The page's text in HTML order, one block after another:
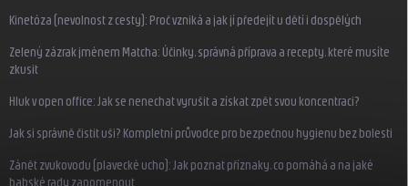
Kinetóza (nevolnost z cesty): Proč vzniká a jak jí předejít u dětí i dospělých
Zelený zázrak jménem Matcha: Účinky, správná příprava a recepty, které musíte
zkusit
Hluk v open office: Jak se nenechat vyrušit a získat zpět svou koncentraci?
Jak si správně čistit uši? Kompletní průvodce pro bezpečnou hygienu bez bolesti
Zánět zvukovodu (plavecké ucho): Jak poznat příznaky, co pomáhá a na jaké
babské rady zapomenout